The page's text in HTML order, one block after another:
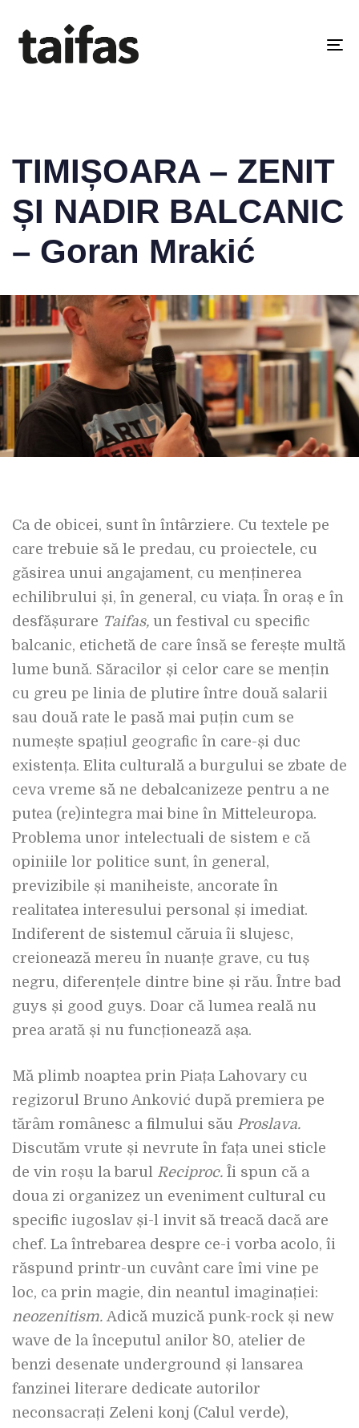
2024
TIMIȘOARA – ZENIT
ȘI NADIR BALCANIC
– Goran Mrakić
Ca de obicei, sunt în întârziere. Cu textele pe
care trebuie să le predau, cu proiectele, cu
găsirea unui angajament, cu menținerea
echilibrului și, în general, cu viața. În oraș e în
desfășurare Taifas, un festival cu specific
balcanic, etichetă de care însă se ferește multă
lume bună. Săracilor și celor care se mențin
cu greu pe linia de plutire între două salarii
sau două rate le pasă mai puțin cum se
numește spațiul geografic în care-și duc
existența. Elita culturală a burgului se zbate de
ceva vreme să ne debalcanizeze pentru a ne
putea (re)integra mai bine în Mitteleuropa.
Problema unor intelectuali de sistem e că
opiniile lor politice sunt, în general,
previzibile și maniheiste, ancorate în
realitatea interesului personal și imediat.
Indiferent de sistemul căruia îi slujesc,
creionează mereu în nuanțe grave, cu tuș
negru, diferențele dintre bine și rău. Între bad
guys și good guys. Doar că lumea reală nu
prea arată și nu funcționează așa.
Mă plimb noaptea prin Piața Lahovary cu
regizorul Bruno Anković după premiera pe
tărâm românesc a filmului său Proslava.
Discutăm vrute și nevrute în fața unei sticle
de vin roșu la barul Reciproc. Îi spun că a
doua zi organizez un eveniment cultural cu
specific iugoslav și-l invit să treacă dacă are
chef. La întrebarea despre ce-i vorba acolo, îi
răspund printr-un cuvânt care îmi vine pe
loc, ca prin magie, din neantul imaginației:
neozenitism. Adică muzică punk-rock și new
wave de la începutul anilor `80, atelier de
benzi desenate underground și lansarea
fanzinei literare dedicate autorilor
neconsacrați Zeleni konj (Calul verde),